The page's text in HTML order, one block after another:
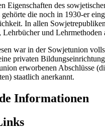
Eigenschaften des
die noch in 1930-er
In allen
und Lehrmethoden
war in der Sowjetunion
privaten
erworbenen Abschlüsse
staatlich anerkannt.
Informationen